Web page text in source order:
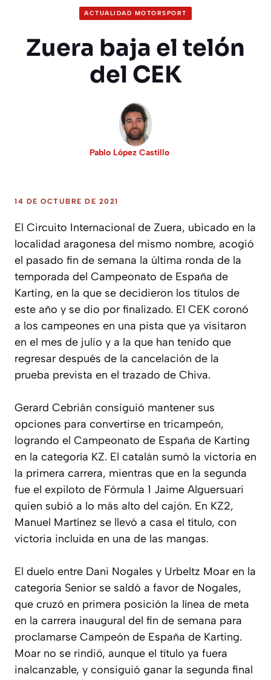
ACTUALIDAD MOTORSPORT
Zuera baja el telón
del CEK
Pablo López Castillo
14 DE OCTUBRE DE 2021
El Circuito Internacional de Zuera, ubicado en la
localidad aragonesa del mismo nombre, acogió
el pasado fin de semana la última ronda de la
temporada del Campeonato de España de
Karting, en la que se decidieron los títulos de
este año y se dio por finalizado. El CEK coronó
a los campeones en una pista que ya visitaron
en el mes de julio y a la que han tenido que
regresar después de la cancelación de la
prueba prevista en el trazado de Chiva.
Gerard Cebrián consiguió mantener sus
opciones para convertirse en tricampeón,
logrando el Campeonato de España de Karting
en la categoría KZ. El catalán sumó la victoria en
la primera carrera, mientras que en la segunda
fue el expiloto de Fórmula 1 Jaime Alguersuari
quien subió a lo más alto del cajón. En KZ2,
Manuel Martínez se llevó a casa el título, con
victoria incluida en una de las mangas.
El duelo entre Dani Nogales y Urbeltz Moar en la
categoría Senior se saldó a favor de Nogales,
que cruzó en primera posición la línea de meta
en la carrera inaugural del fin de semana para
proclamarse Campeón de España de Karting.
Moar no se rindió, aunque el título ya fuera
inalcanzable, y consiguió ganar la segunda final